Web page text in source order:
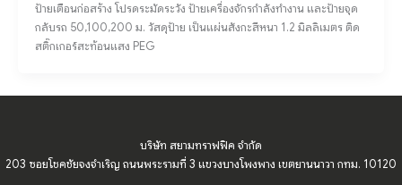
ป้ายเตือนก่อสร้าง โปรดระมัดระวัง ป้ายเครื่องจักรกำลังทำงาน และป้ายจุด
กลับรถ 50,100,200 ม. วัสดุป้าย เป็นแผ่นสังกะสีหนา 1.2 มิลลิเมตร ติด
สติ๊กเกอร์สะท้อนแสง PEG
บริษัท สยามทราฟฟิค จำกัด
203 ซอยโชคชัยจงจำเริญ ถนนพระรามที่ 3 แขวงบางโพงพาง เขตยานนาวา กทม. 10120